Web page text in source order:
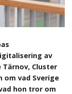
av
Tärnov, Cluster
om vad Sverige
hon tror om